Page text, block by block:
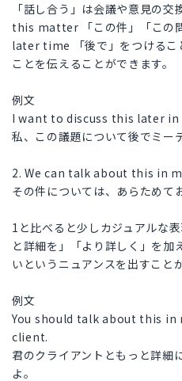
「話し合う」は会議や意見の交
this matter 「この件」「この
later time 「後で」をつけるこ
ことを伝えることができます。
例文
I want to discuss this later
私、この議題について後でミー
2. We can talk about this in
その件については、あらためて
1と比べると少しカジュアルな
と詳細を」「より詳しく」を加
いというニュアンスを出すこと
例文
You should talk about this
client.
君のクライアントともっと詳細
よ。